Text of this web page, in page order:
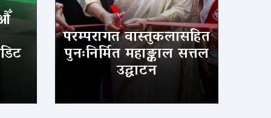
परम्परागत वास्तुकलासहित
पुनःनिर्मित महाङ्काल सत्तल
उद्घाटन